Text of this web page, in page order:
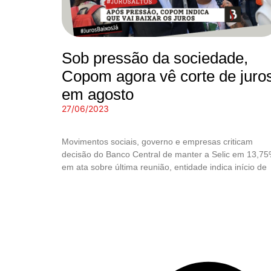
Sob pressão da sociedade,
Copom agora vê corte de
em agosto
27/06/2023
Movimentos sociais, governo e empresas criticam
decisão do Banco Central de manter a Selic em
em ata sobre última reunião, entidade indica início de